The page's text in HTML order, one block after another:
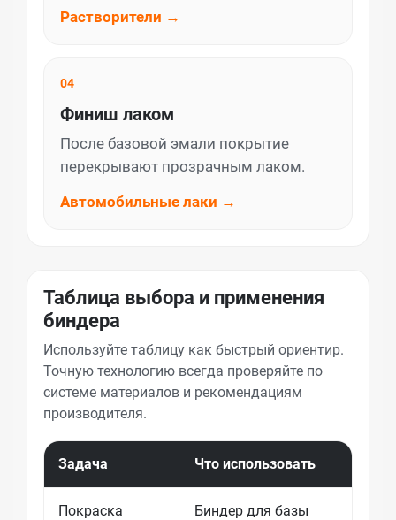
Растворители →
04
Финиш лаком
После базовой эмали покрытие
перекрывают прозрачным лаком.
Автомобильные лаки →
Таблица выбора и применения
биндера
Используйте таблицу как быстрый ориентир.
Точную технологию всегда проверяйте по
системе материалов и рекомендациям
производителя.
Задача Что использовать
Покраска
Биндер для базы